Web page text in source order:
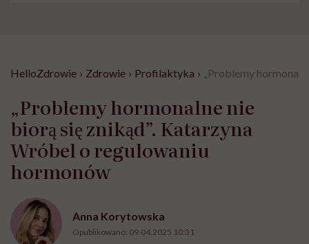
HelloZdrowie › Zdrowie › Profilaktyka › „Problemy
„Problemy hormonalne nie
biorą się znikąd”. Katarzyna
Wróbel o regulowaniu
hormonów
Anna Korytowska
Opublikowano: 09.04.2025 10:31